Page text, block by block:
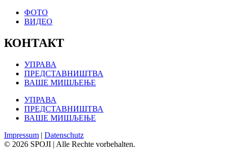
ФОТО
ВИДЕО
КОНТАКТ
УПРАВА
ПРЕДСТАВНИШТВА
ВАШЕ МИШЉЕЊЕ
УПРАВА
ПРЕДСТАВНИШТВА
ВАШЕ МИШЉЕЊЕ
Impressum | Datenschutz
© 2026 SPOJI | Alle Rechte vorbehalten.